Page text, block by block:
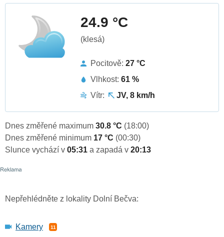
24.9 °C
(klesá)
Pocitově: 27 °C
Vlhkost: 61 %
Vítr:
JV, 8 km/h
Dnes změřené maximum 30.8 °C (18:00)
Dnes změřené minimum 17 °C (00:30)
Slunce vychází v 05:31 a zapadá v 20:13
Nepřehlédněte z lokality Dolní Bečva:
Kamery 11